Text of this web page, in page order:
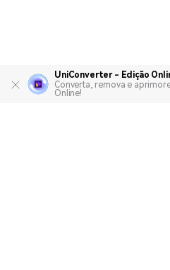
UniConverter - Edição
Converta, remova e
Online!